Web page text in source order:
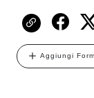
Aggiungi